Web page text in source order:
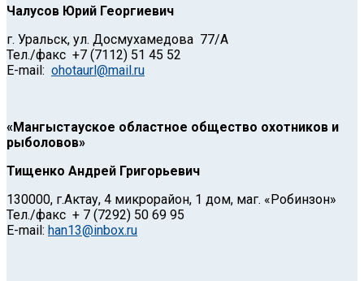
Чалусов Юрий Георгиевич
г. Уральск, ул. Досмухамедова 77/А
Тел./факс +7 (7112) 51 45 52
Е-mail: ohotaurl@mail.ru
«Мангыстауское областное общество охотников и
рыболовов»
Тищенко Андрей Григорьевич
130000, г.Актау, 4 микрорайон, 1 дом, маг. «Робинзон»
Тел./факс + 7 (7292) 50 69 95
Е-mail: han13@inbox.ru